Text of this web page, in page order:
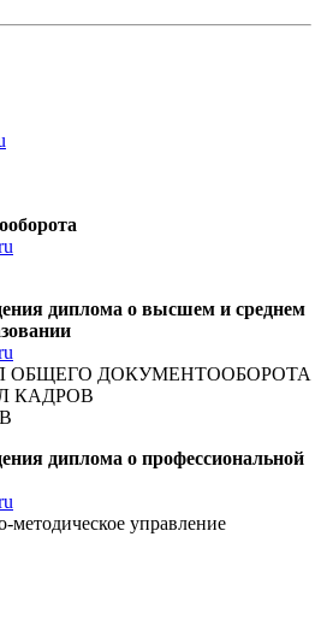
диплома о высшем и среднем
ОБЩЕГО ДОКУМЕНТООБОРОТА
КАДРОВ
диплома о профессиональной
методическое управление